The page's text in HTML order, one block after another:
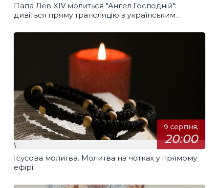
Папа Лев XIV молиться "Ангел Господній":
дивіться пряму трансляцію з українським
9 серпня,
20:00
\
Ісусова молитва. Молитва на чотках у прямому
ефірі